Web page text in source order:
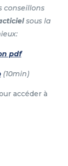
conseillons
sous la
pdf
(10min)
accéder à